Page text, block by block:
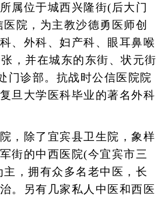
属位于城西兴隆街(后大门
院，为主教沙德勇医师创
、外科、妇产科、眼耳鼻喉
，并在城东的东街、状元街
门诊部。抗战时公信医院院
旦大学医科毕业的著名外科
除了宜宾县卫生院，象样
街的中西医院(今宜宾市三
，拥有众多名老中医，长
。另有几家私人中医和西医